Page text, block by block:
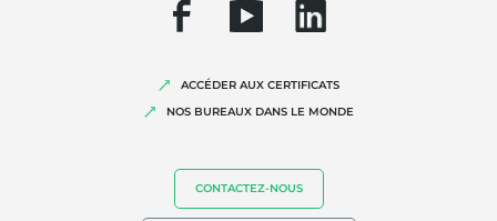
ACCÉDER AUX CERTIFICATS
NOS BUREAUX DANS LE MONDE
CONTACTEZ-NOUS